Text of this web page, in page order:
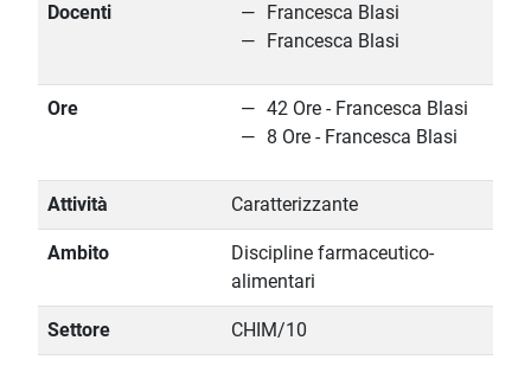
Docenti
Francesca Blasi
Francesca Blasi
Ore
42 Ore - Francesca Blasi
8 Ore - Francesca Blasi
Attività Caratterizzante
Ambito
Discipline farmaceutico-
alimentari
Settore CHIM/10